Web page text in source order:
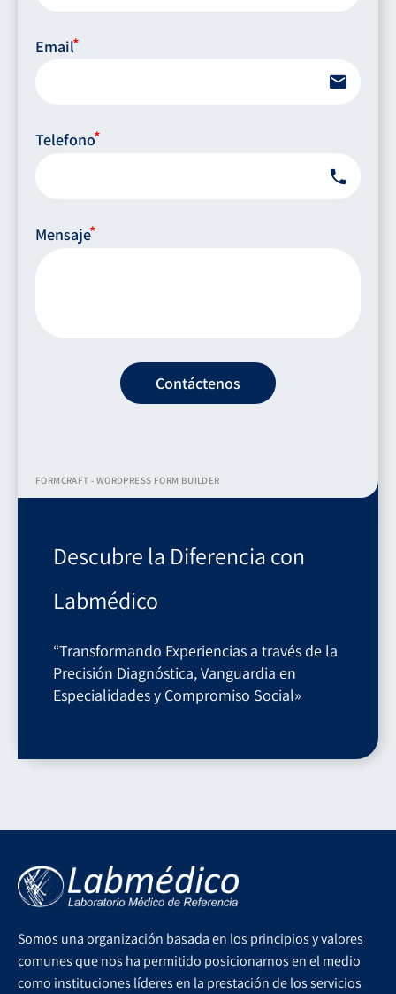
Email
email
Telefono
phone
Mensaje
Contáctenos
FORMCRAFT - WORDPRESS FORM BUILDER
Descubre la Diferencia con
Labmédico
“Transformando Experiencias a través de la
Precisión Diagnóstica, Vanguardia en
Especialidades y Compromiso Social»
Somos una organización basada en los principios y valores
comunes que nos ha permitido posicionarnos en el medio
como instituciones líderes en la prestación de los servicios